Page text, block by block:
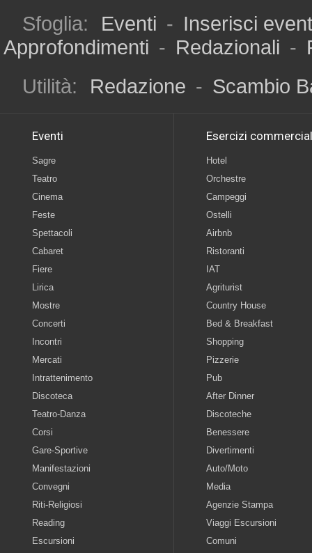
Sfoglia: Eventi - Inserisci
Approfondimenti - Redazionali -
Utilità:
Redazione - Scambio
Eventi
Sagre
Teatro
Cinema
Feste
Spettacoli
Cabaret
Fiere
Lirica
Mostre
Concerti
Incontri
Mercati
Intrattenimento
Discoteca
Teatro-Danza
Corsi
Gare-Sportive
Manifestazioni
Convegni
Riti-Religiosi
Reading
Escursioni
Esercizi
Hotel
Orchestre
Campeggi
Ostelli
Airbnb
Ristoranti
IAT
Agriturist
Country House
Bed & Breakfast
Shopping
Pizzerie
Pub
After Dinner
Discoteche
Benessere
Divertimenti
Auto/Moto
Media
Agenzie Stampa
Viaggi Escursioni
Comuni